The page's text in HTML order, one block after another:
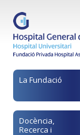
La Fundació
Docència,
Recerca i